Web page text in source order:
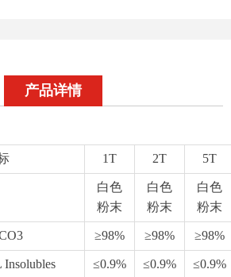
产品详情
1T 2T 5T
白色
粉末
白色
粉末
白色
粉末
≥98% ≥98% ≥98%
≤0.9% ≤0.9% ≤0.9%